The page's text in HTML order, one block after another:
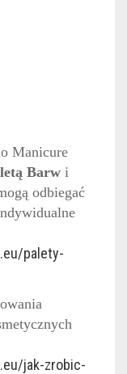
Manicure
Barw i
odbiegać
palety-
jak-zrobic-